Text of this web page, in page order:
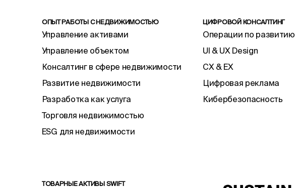
ОПЫТ РАБОТЫ С НЕДВИЖИМОСТЬЮ
Управление активами
Управление объектом
Консалтинг в сфере недвижимости
Развитие недвижимости
Разработка как услуга
Торговля недвижимостью
ESG для недвижимости
ЦИФРОВОЙ КОНСАЛТИНГ
Операции по развитию
UI & UX Design
CX & EX
Цифровая реклама
Кибербезопасность
ТОВАРНЫЕ АКТИВЫ SWIFT